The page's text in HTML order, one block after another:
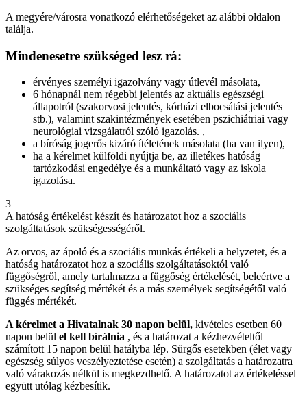
A megyére/városra vonatkozó elérhetőségeket az alábbi oldalon
találja.
Mindenesetre szükséged lesz rá:
érvényes személyi igazolvány vagy útlevél másolata,
6 hónapnál nem régebbi jelentés az aktuális egészségi
állapotról (szakorvosi jelentés, kórházi elbocsátási jelentés
stb.), valamint szakintézmények esetében pszichiátriai vagy
neurológiai vizsgálatról szóló igazolás. ,
a bíróság jogerős kizáró ítéletének másolata (ha van ilyen),
ha a kérelmet külföldi nyújtja be, az illetékes hatóság
tartózkodási engedélye és a munkáltató vagy az iskola
igazolása.
3
A hatóság értékelést készít és határozatot hoz a szociális
szolgáltatások szükségességéről.
Az orvos, az ápoló és a szociális munkás értékeli a helyzetet, és a
hatóság határozatot hoz a szociális szolgáltatásoktól való
függőségről, amely tartalmazza a függőség értékelését, beleértve a
szükséges segítség mértékét és a más személyek segítségétől való
függés mértékét.
A kérelmet a Hivatalnak 30 napon belül, kivételes esetben 60
napon belül el kell bírálnia , és a határozat a kézhezvételtől
számított 15 napon belül hatályba lép. Sürgős esetekben (élet vagy
egészség súlyos veszélyeztetése esetén) a szolgáltatás a határozatra
való várakozás nélkül is megkezdhető. A határozatot az értékeléssel
együtt utólag kézbesítik.